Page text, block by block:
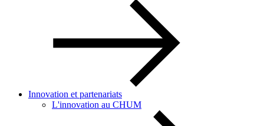
Innovation et partenariats
L'innovation au CHUM